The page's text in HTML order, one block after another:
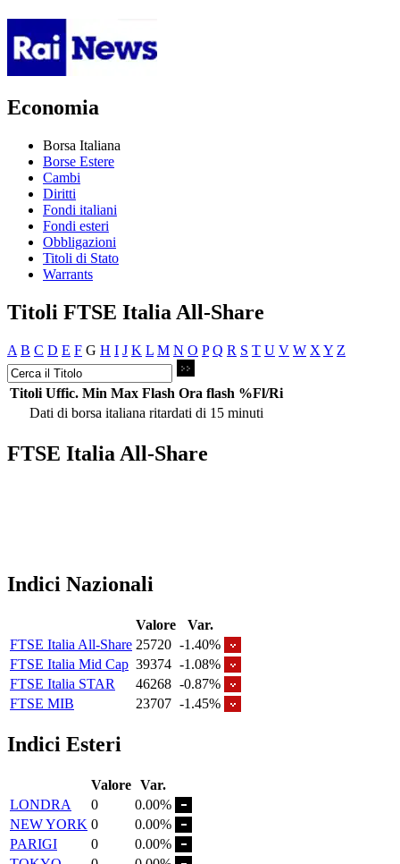
Economia
Borsa Italiana
Borse Estere
Cambi
Diritti
Fondi italiani
Fondi esteri
Obbligazioni
Titoli di Stato
Warrants
Titoli FTSE Italia All-Share
A B C D E F G H I J K L M N O P Q R S T U V W X Y Z
Titoli Uffic. Min Max Flash Ora flash %Fl/Ri
Dati di borsa italiana ritardati di 15 minuti
FTSE Italia All-Share
Indici Nazionali
Valore
Var.
FTSE Italia All-Share 25720 -1.40%
FTSE Italia Mid Cap 39374 -1.08%
FTSE Italia STAR
46268 -0.87%
FTSE MIB
23707 -1.45%
Indici Esteri
Valore Var.
LONDRA
0
0.00%
NEW YORK 0
0.00%
PARIGI
0
0.00%